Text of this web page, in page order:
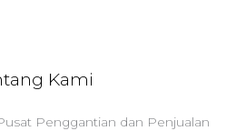
Kami
Penggantian dan Penjualan